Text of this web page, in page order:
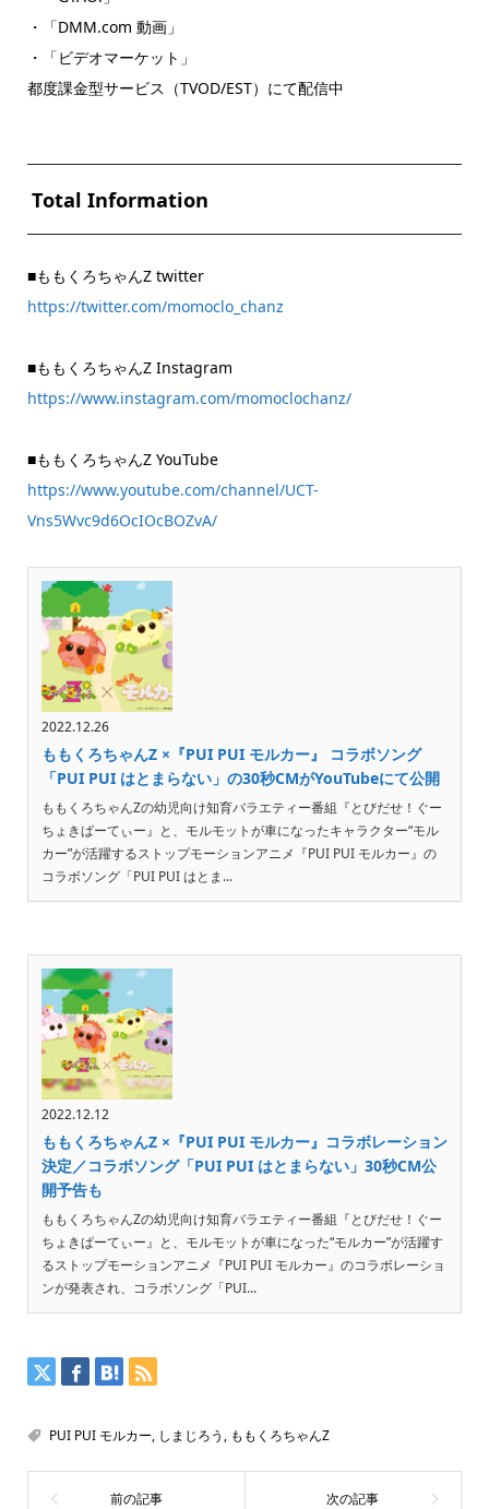
・「DMM.com 動画」
・「ビデオマーケット」
都度課金型サービス（TVOD/EST）にて配信中
Total Information
■ももくろちゃんZ twitter
https://twitter.com/momoclo_chanz
■ももくろちゃんZ Instagram
https://www.instagram.com/momoclochanz/
■ももくろちゃんZ YouTube
https://www.youtube.com/channel/UCT-
Vns5Wvc9d6OcIOcBOZvA/
2022.12.26
ももくろちゃんZ ×『PUI PUI モルカー』 コラボソング
「PUI PUI はとまらない」の30秒CMがYouTubeにて公開
ももくろちゃんZの幼児向け知育バラエティー番組『とびだせ！ぐー
ちょきぱーてぃー』と、モルモットが車になったキャラクター“モル
カー”が活躍するストップモーションアニメ『PUI PUI モルカー』の
コラボソング「PUI PUI はとま...
2022.12.12
ももくろちゃんZ ×『PUI PUI モルカー』コラボレーション
決定／コラボソング「PUI PUI はとまらない」30秒CM公
開予告も
ももくろちゃんZの幼児向け知育バラエティー番組『とびだせ！ぐー
ちょきぱーてぃー』と、モルモットが車になった“モルカー”が活躍す
るストップモーションアニメ『PUI PUI モルカー』のコラボレーショ
ンが発表され、コラボソング「PUI...
PUI PUI モルカー, しまじろう , ももくろちゃんZ